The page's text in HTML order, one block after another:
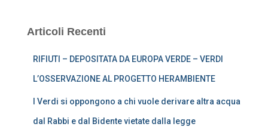
Articoli Recenti
RIFIUTI – DEPOSITATA DA EUROPA VERDE – VERDI
L’OSSERVAZIONE AL PROGETTO HERAMBIENTE
I Verdi si oppongono a chi vuole derivare altra acqua
dal Rabbi e dal Bidente vietate dalla legge